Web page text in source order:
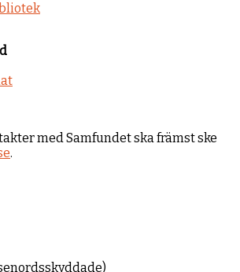
med Samfundet ska främst ske
.